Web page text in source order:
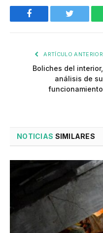
Facebook Twitter
ARTÍCULO ANTERIOR
Boliches del interior,
análisis de su
funcionamiento
NOTICIAS SIMILARES